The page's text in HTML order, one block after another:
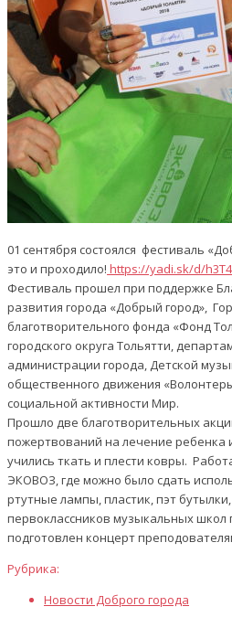
01 сентября состоялся фестиваль
это и проходило! https://yadi.sk/d/
Фестиваль прошел при поддержке
развития города «Добрый город»,
благотворительного фонда «Фонд
городского округа Тольятти,
администрации города, Детской
общественного движения
социальной активности Мир.
Прошло две благотворительных
пожертвований на лечение ребенка
учились ткать и плести ковры.
ЭКОВОЗ, где можно было сдать
ртутные лампы, пластик, пэт бутылки,
первоклассников музыкальных школ
подготовлен концерт
Рубрика:
Новости Доброго города